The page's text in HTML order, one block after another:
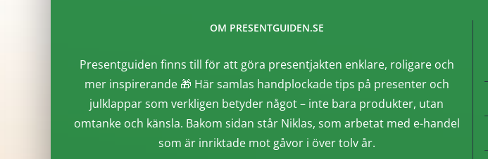
OM PRESENTGUIDEN.SE
Presentguiden finns till för att göra presentjakten enklare, roligare och
mer inspirerande 🎁 Här samlas handplockade tips på presenter och
julklappar som verkligen betyder något – inte bara produkter, utan
omtanke och känsla. Bakom sidan står Niklas, som arbetat med e-handel
som är inriktade mot gåvor i över tolv år.